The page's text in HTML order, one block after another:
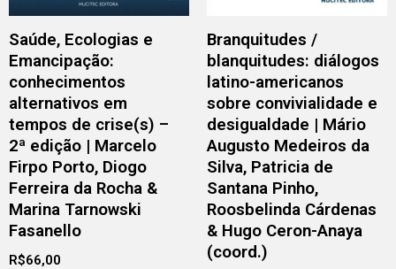
Saúde, Ecologias e
Emancipação:
conhecimentos
alternativos em
tempos de crise(s) –
2ª edição | Marcelo
Firpo Porto, Diogo
Ferreira da Rocha &
Marina Tarnowski
Fasanello
R$66,00
Branquitudes /
blanquitudes: diálogos
latino-americanos
sobre convivialidade e
desigualdade | Mário
Augusto Medeiros da
Silva, Patricia de
Santana Pinho,
Roosbelinda Cárdenas
& Hugo Ceron-Anaya
(coord.)